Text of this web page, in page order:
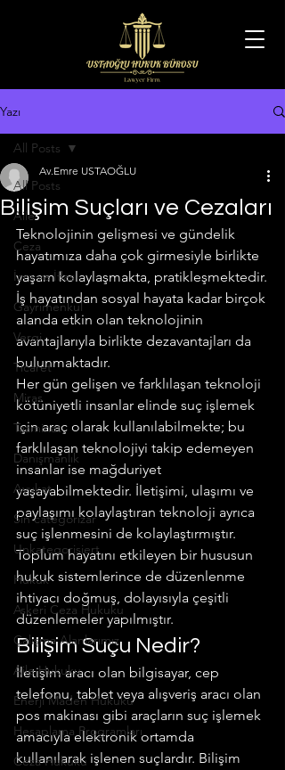
Yazı
All Posts
Aile
Ceza
İcra ve İflas
Gayrimenkul
Vergi
Ticaret
Miras
Tazminat
Danışmanlık
Avukat
Sin categorizar
Unkategorisiert
Hukuk
Askeri Ceza Hukuku
Çalışma Alanlarımız
Aile Hukuku
Enerji Maden Hukuku
Hesaplama Programları
Ceza Hukuku
All Posts
Bilişim Suçları ve Cezaları
Av.Emre USTAOĞLU
Teknolojinin gelişmesi ve gündelik
hayatımıza daha çok girmesiyle birlikte
yaşam kolaylaşmakta, pratikleşmektedir.
İş hayatından sosyal hayata kadar birçok
alanda etkin olan teknolojinin
avantajlarıyla birlikte dezavantajları da
bulunmaktadır.
Her gün gelişen ve farklılaşan teknoloji
kötüniyetli insanlar elinde suç işlemek
için araç olarak kullanılabilmekte; bu
farklılaşan teknolojiyi takip edemeyen
insanlar ise mağduriyet
yaşayabilmektedir. İletişimi, ulaşımı ve
paylaşımı kolaylaştıran teknoloji ayrıca
suç işlenmesini de kolaylaştırmıştır.
Toplum hayatını etkileyen bir hususun
hukuk sistemlerince de düzenlenme
ihtiyacı doğmuş, dolayısıyla çeşitli
düzenlemeler yapılmıştır.
Bilişim Suçu Nedir?
İletişim aracı olan bilgisayar, cep
telefonu, tablet veya alışveriş aracı olan
pos makinası gibi araçların suç işlemek
amacıyla elektronik ortamda
kullanılarak işlenen suçlardır. Bilişim